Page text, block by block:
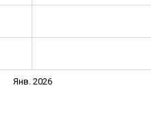
Янв. 2026